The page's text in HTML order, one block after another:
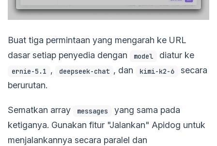
Buat tiga permintaan yang mengarah ke URL
dasar setiap penyedia dengan
model diatur ke
ernie-5.1 , deepseek-chat , dan kimi-k2-6
secara
berurutan.
Sematkan array messages
yang sama pada
ketiganya. Gunakan fitur "Jalankan" Apidog untuk
menjalankannya secara paralel dan